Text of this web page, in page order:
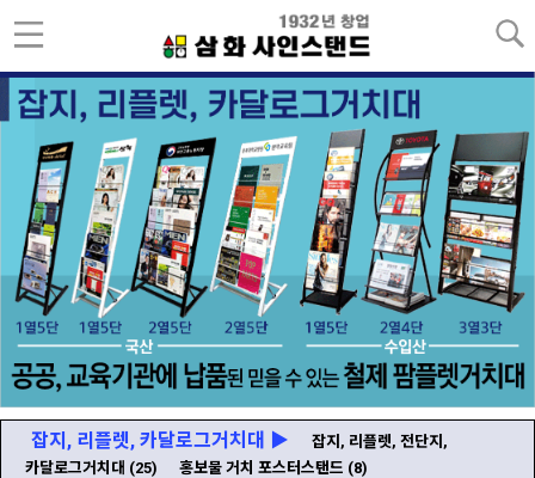
잡지, 리플렛, 카달로그거치대 ▶
잡지, 리플렛, 전단지,
카달로그거치대 (25) 홍보물 거치 포스터스탠드 (8)